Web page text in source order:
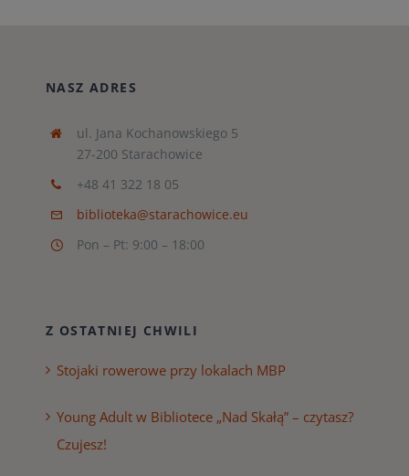
NASZ ADRES
ul. Jana Kochanowskiego 5
27-200 Starachowice
+48 41 322 18 05
biblioteka@starachowice.eu
Pon – Pt: 9:00 – 18:00
Z OSTATNIEJ CHWILI
Stojaki rowerowe przy lokalach MBP
Young Adult w Bibliotece „Nad Skałą” – czytasz?
Czujesz!